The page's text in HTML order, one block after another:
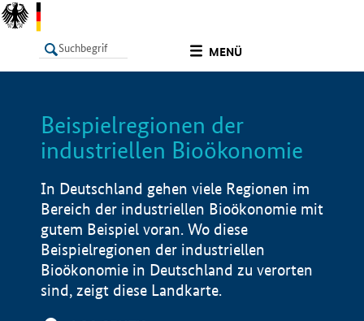
MENÜ
LISTE
Beispielregionen der
industriellen Bioökonomie
In Deutschland gehen viele Regionen im
Bereich der industriellen Bioökonomie mit
gutem Beispiel voran. Wo diese
Beispielregionen der industriellen
Bioökonomie in Deutschland zu verorten
sind, zeigt diese Landkarte.